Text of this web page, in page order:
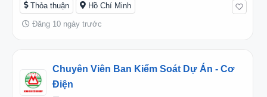
Thỏa thuận Hồ Chí Minh
Đăng 10 ngày trước
Chuyên Viên Ban Kiểm Soát Dự Án - Cơ
Điện